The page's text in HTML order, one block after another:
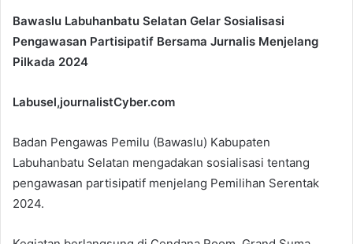
Bawaslu Labuhanbatu Selatan Gelar Sosialisasi
Pengawasan Partisipatif Bersama Jurnalis Menjelang
Pilkada 2024
Labusel,journalistCyber.com
Badan Pengawas Pemilu (Bawaslu) Kabupaten
Labuhanbatu Selatan mengadakan sosialisasi tentang
pengawasan partisipatif menjelang Pemilihan Serentak
2024.